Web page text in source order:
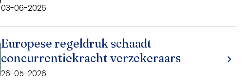
03-06-2026
Europese regeldruk schaadt
concurrentiekracht verzekeraars
26-05-2026